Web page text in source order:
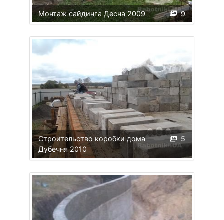
9
Монтаж сайдинга Десна 2009
5
Строительство коробки дома
Дубечня 2010